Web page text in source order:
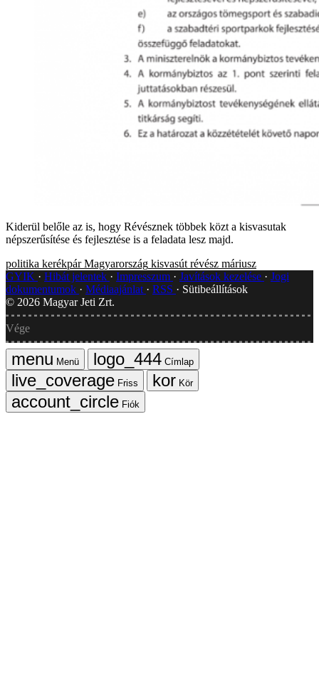
Kiderül belőle az is, hogy Révésznek többek közt a kisvasutak
népszerűsítése és fejlesztése is a feladata lesz majd.
politika kerékpár Magyarország kisvasút révész máriusz
GYIK
Hibát jelentek Impresszum Javítások kezelése
Jogi
dokumentumok
Médiaajánlat RSS
Sütibeállítások
© 2026 Magyar Jeti Zrt.
Vége
Menü
Címlap
Friss
Kör
Fiók